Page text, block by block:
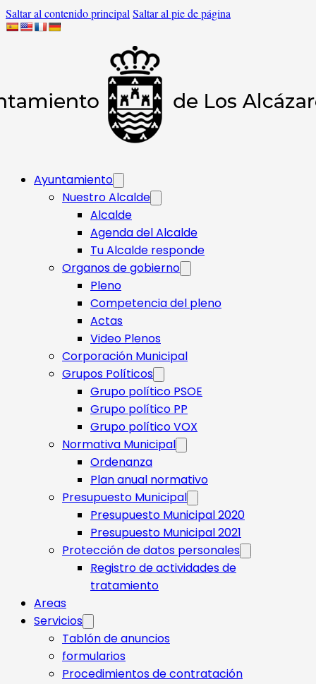
Saltar al contenido principal Saltar al pie de página
Ayuntamiento
Nuestro Alcalde
Alcalde
Agenda del Alcalde
Tu Alcalde responde​
Organos de gobierno
Pleno
Competencia del pleno
Actas
Video Plenos
Corporación Municipal
Grupos Políticos
Grupo político PSOE
Grupo político PP
Grupo político VOX
Normativa Municipal
Ordenanza
Plan anual normativo
Presupuesto Municipal
Presupuesto Municipal 2020
Presupuesto Municipal 2021
Protección de datos personales
Registro de actividades de
tratamiento
Areas
Servicios
Tablón de anuncios
formularios
Procedimientos de contratación